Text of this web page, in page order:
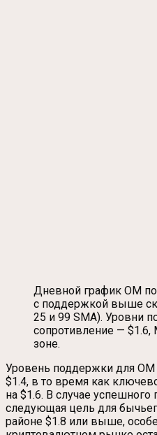
Дневной график OM
с поддержкой выше
25 и 99 SMA). Уровни
сопротивление — $1.6,
зоне.
Уровень поддержки для
$1.4, в то время как
на $1.6. В случае успешного
следующая цель для
районе $1.8 или выше,